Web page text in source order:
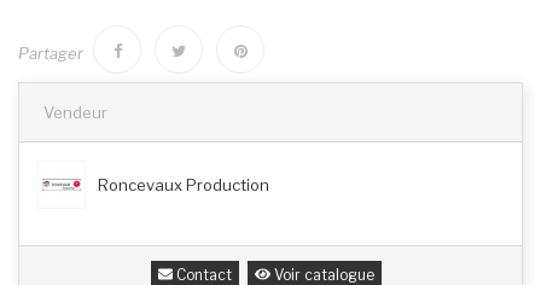
Partager
Vendeur
Roncevaux Production
Contact Voir catalogue